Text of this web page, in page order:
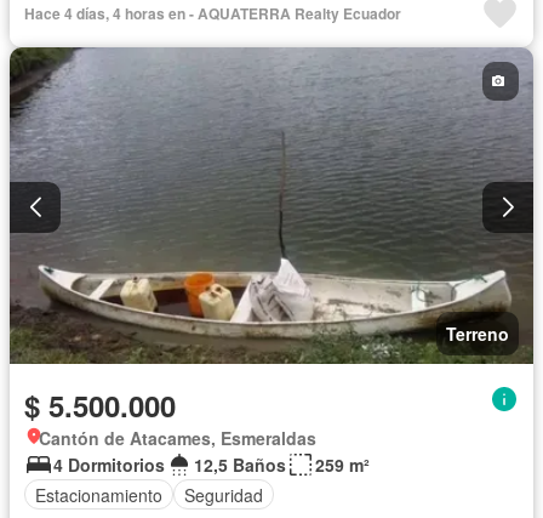
Hace 4 días, 4 horas en - AQUATERRA Realty Ecuador
Terreno
$ 5.500.000
Cantón de Atacames, Esmeraldas
4 Dormitorios
12,5 Baños
259 m²
Estacionamiento
Seguridad